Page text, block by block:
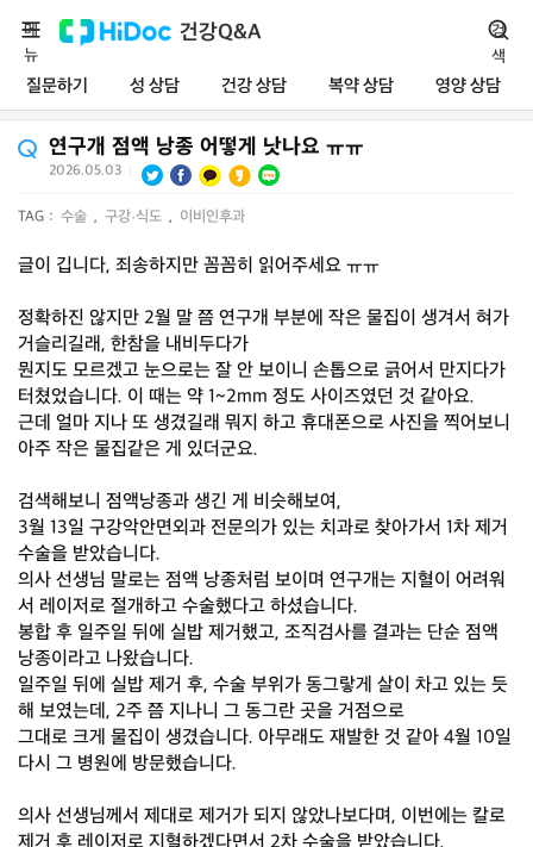
건강Q&A
질문하기 성 상담 건강 상담 복약 상담 영양 상담
메
뉴
검
색
연구개 점액 낭종 어떻게 낫나요 ㅠㅠ
2026.05.03
TAG : 수술 , 구강·식도 , 이비인후과
글이 깁니다, 죄송하지만 꼼꼼히 읽어주세요 ㅠㅠ
정확하진 않지만 2월 말 쯤 연구개 부분에 작은 물집이 생겨서 혀가
거슬리길래, 한참을 내비두다가
뭔지도 모르겠고 눈으로는 잘 안 보이니 손톱으로 긁어서 만지다가
터쳤었습니다. 이 때는 약 1~2mm 정도 사이즈였던 것 같아요.
근데 얼마 지나 또 생겼길래 뭐지 하고 휴대폰으로 사진을 찍어보니
아주 작은 물집같은 게 있더군요.
검색해보니 점액낭종과 생긴 게 비슷해보여,
3월 13일 구강악안면외과 전문의가 있는 치과로 찾아가서 1차 제거
수술을 받았습니다.
의사 선생님 말로는 점액 낭종처럼 보이며 연구개는 지혈이 어려워
서 레이저로 절개하고 수술했다고 하셨습니다.
봉합 후 일주일 뒤에 실밥 제거했고, 조직검사를 결과는 단순 점액
낭종이라고 나왔습니다.
일주일 뒤에 실밥 제거 후, 수술 부위가 동그랗게 살이 차고 있는 듯
해 보였는데, 2주 쯤 지나니 그 동그란 곳을 거점으로
그대로 크게 물집이 생겼습니다. 아무래도 재발한 것 같아 4월 10일
다시 그 병원에 방문했습니다.
의사 선생님께서 제대로 제거가 되지 않았나보다며, 이번에는 칼로